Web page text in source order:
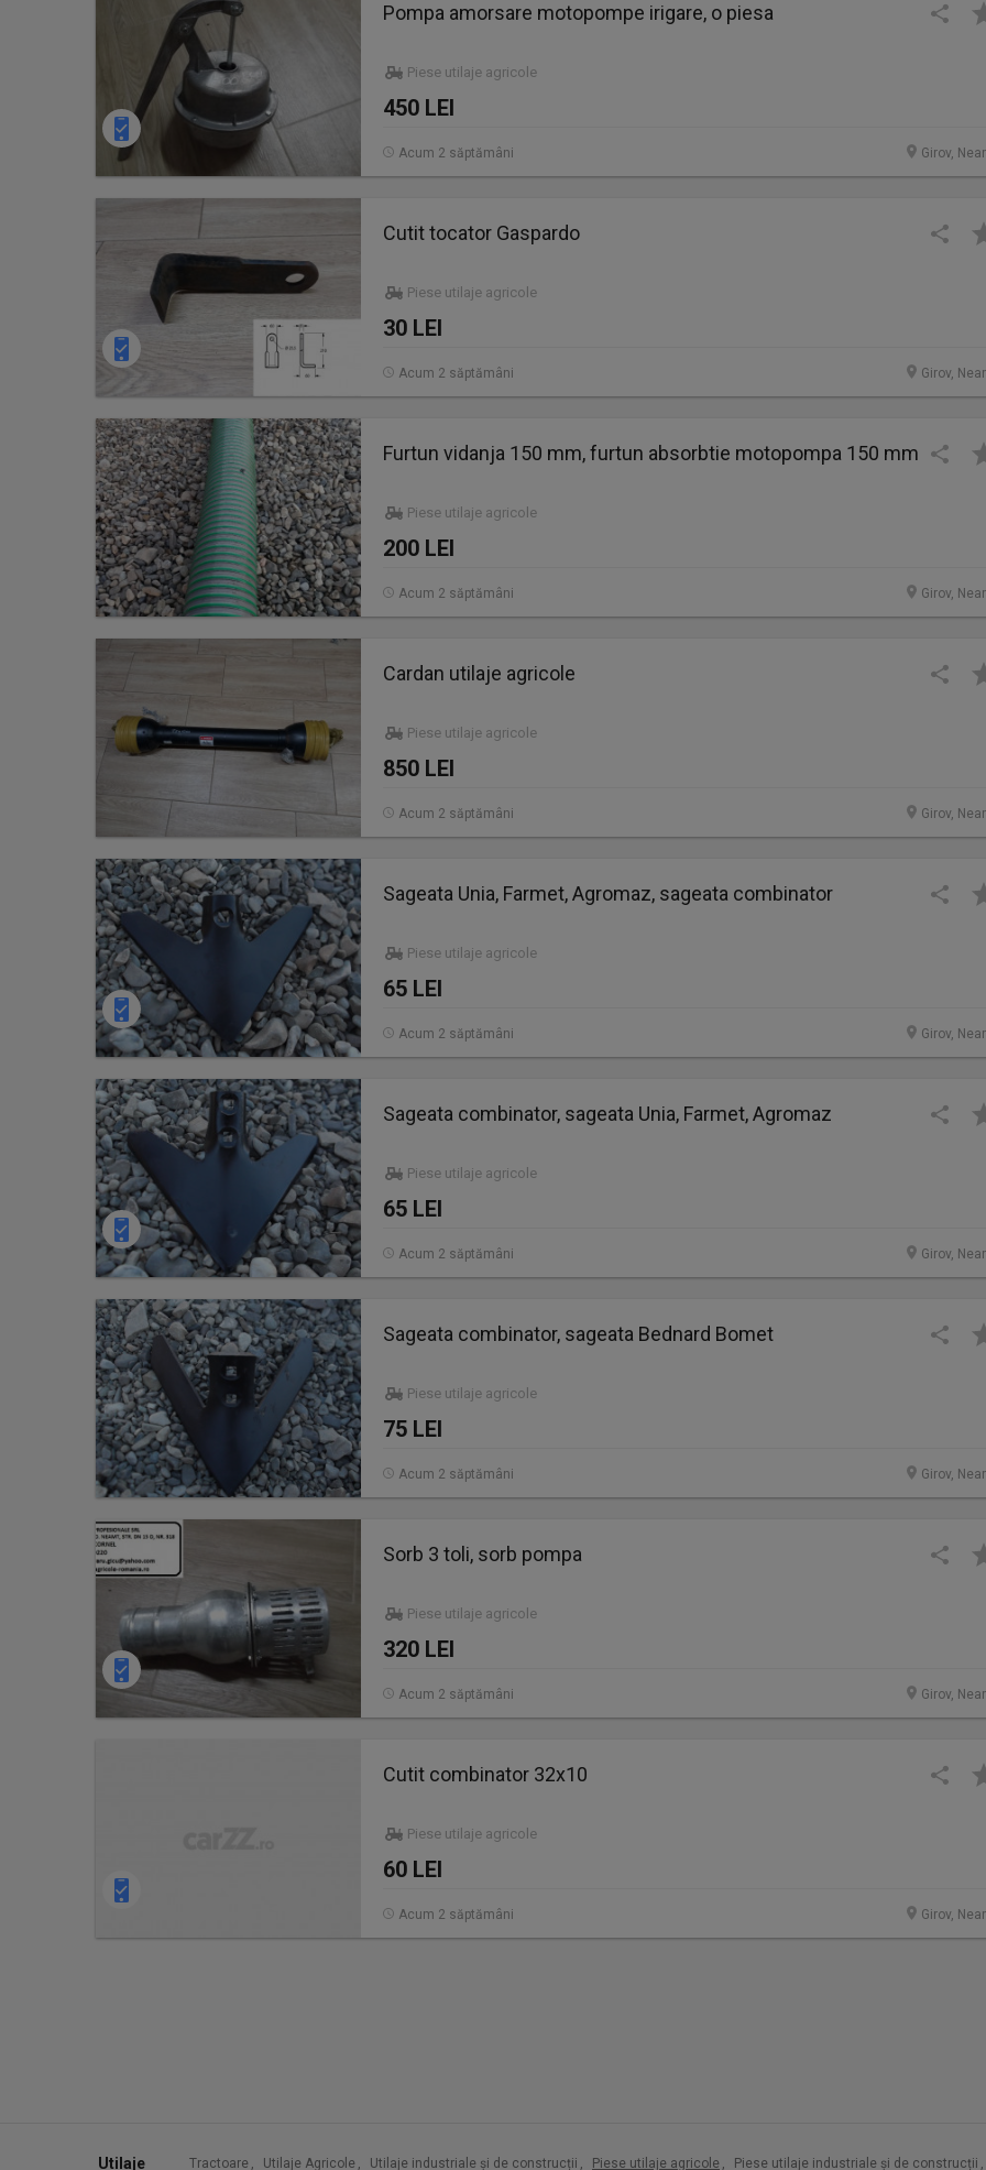
Pompa amorsare motopompe irigare, o piesa
Piese utilaje agricole
450 LEI
Girov,
Acum 2 săptămâni
Cutit tocator Gaspardo
Piese utilaje agricole
30 LEI
Girov,
Acum 2 săptămâni
Furtun vidanja 150 mm, furtun absorbtie motopompa 150 mm
Piese utilaje agricole
200 LEI
Girov,
Acum 2 săptămâni
Cardan utilaje agricole
Piese utilaje agricole
850 LEI
Girov,
Acum 2 săptămâni
Sageata Unia, Farmet, Agromaz, sageata combinator
Piese utilaje agricole
65 LEI
Girov,
Acum 2 săptămâni
Sageata combinator, sageata Unia, Farmet, Agromaz
Piese utilaje agricole
65 LEI
Girov,
Acum 2 săptămâni
Sageata combinator, sageata Bednard Bomet
Piese utilaje agricole
75 LEI
Girov,
Acum 2 săptămâni
Sorb 3 toli, sorb pompa
Piese utilaje agricole
320 LEI
Girov,
Acum 2 săptămâni
Cutit combinator 32x10
Piese utilaje agricole
60 LEI
Girov,
Acum 2 săptămâni
Utilaje Tractoare , Utilaje Agricole , Utilaje industriale și de construcții , Piese utilaje agricole , Piese utilaje industriale și de construcții ,